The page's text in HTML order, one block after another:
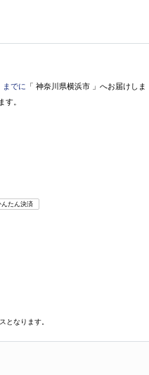
までに 「 神奈川県横浜市 」 へお届けしま
す。
んたん決済
となります。